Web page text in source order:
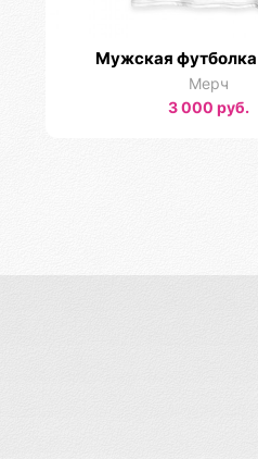
Мужская
Мерч
3 000 руб.